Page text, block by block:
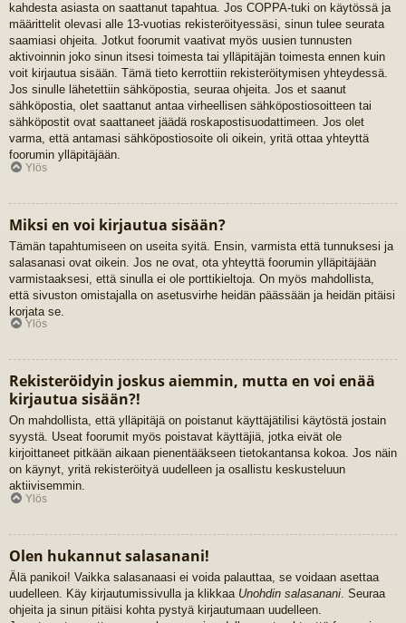
kahdesta asiasta on saattanut tapahtua. Jos COPPA-tuki on käytössä ja
määrittelit olevasi alle 13-vuotias rekisteröityessäsi, sinun tulee seurata
saamiasi ohjeita. Jotkut foorumit vaativat myös uusien tunnusten
aktivoinnin joko sinun itsesi toimesta tai ylläpitäjän toimesta ennen kuin
voit kirjautua sisään. Tämä tieto kerrottiin rekisteröitymisen yhteydessä.
Jos sinulle lähetettiin sähköpostia, seuraa ohjeita. Jos et saanut
sähköpostia, olet saattanut antaa virheellisen sähköpostiosoitteen tai
sähköpostit ovat saattaneet jäädä roskapostisuodattimeen. Jos olet
varma, että antamasi sähköpostiosoite oli oikein, yritä ottaa yhteyttä
foorumin ylläpitäjään.
Ylös
Miksi en voi kirjautua sisään?
Tämän tapahtumiseen on useita syitä. Ensin, varmista että tunnuksesi ja
salasanasi ovat oikein. Jos ne ovat, ota yhteyttä foorumin ylläpitäjään
varmistaaksesi, että sinulla ei ole porttikieltoja. On myös mahdollista,
että sivuston omistajalla on asetusvirhe heidän päässään ja heidän pitäisi
korjata se.
Ylös
Rekisteröidyin joskus aiemmin, mutta en voi enää
kirjautua sisään?!
On mahdollista, että ylläpitäjä on poistanut käyttäjätilisi käytöstä jostain
syystä. Useat foorumit myös poistavat käyttäjiä, jotka eivät ole
kirjoittaneet pitkään aikaan pienentääkseen tietokantansa kokoa. Jos näin
on käynyt, yritä rekisteröityä uudelleen ja osallistu keskusteluun
aktiivisemmin.
Ylös
Olen hukannut salasanani!
Älä panikoi! Vaikka salasanaasi ei voida palauttaa, se voidaan asettaa
uudelleen. Käy kirjautumissivulla ja klikkaa Unohdin salasanani . Seuraa
ohjeita ja sinun pitäisi kohta pystyä kirjautumaan uudelleen.